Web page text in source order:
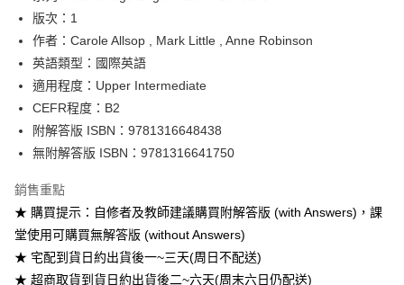
運送方式
每筆NT$60
付款後全家取貨
每筆NT$60
7-11取貨付款
每筆NT$60
付款後7-11取貨
每筆NT$60
版次：1
作者：Carole Allsop , Mark Little , Anne Robinson
英語類型：國際英語
適用程度：Upper Intermediate
CEFR程度：B2
附解答版 ISBN：9781316648438
無附解答版 ISBN：9781316641750
銷售重點
★ 購買提示：自修者及教師建議購買附解答版 (with Answers)，課
堂使用可購買無解答版 (without Answers)
★ 宅配到貨日約出貨後一~三天(周日不配送)
★ 超商取貨到貨日約出貨後二~六天(周末六日仍配送)